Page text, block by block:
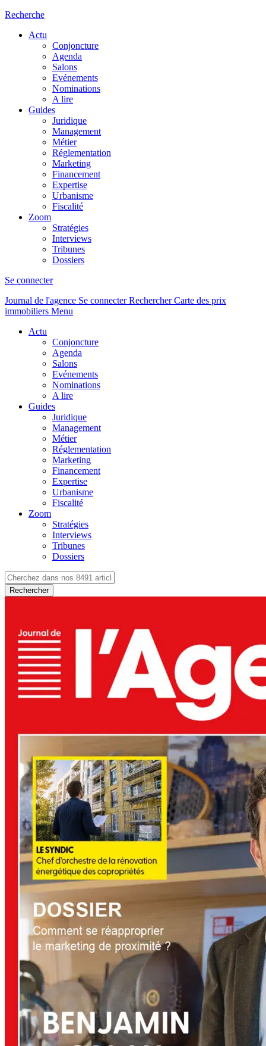
Recherche
Actu
Conjoncture
Agenda
Salons
Evénements
Nominations
A lire
Guides
Juridique
Management
Métier
Réglementation
Marketing
Financement
Expertise
Urbanisme
Fiscalité
Zoom
Stratégies
Interviews
Tribunes
Dossiers
Se connecter
Journal de l'agence Se connecterRechercher Carte des prix
immobiliers Menu
Actu
Conjoncture
Agenda
Salons
Evénements
Nominations
A lire
Guides
Juridique
Management
Métier
Réglementation
Marketing
Financement
Expertise
Urbanisme
Fiscalité
Zoom
Stratégies
Interviews
Tribunes
Dossiers
Rechercher